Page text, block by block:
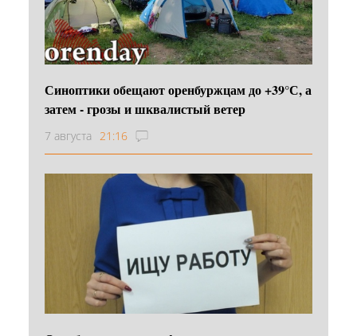
Синоптики обещают оренбуржцам до +39°С, а
затем - грозы и шквалистый ветер
7 августа 21:16